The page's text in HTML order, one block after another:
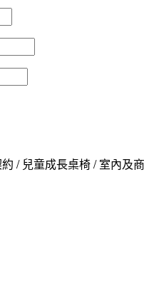
/ 兒童成長桌椅 / 室內